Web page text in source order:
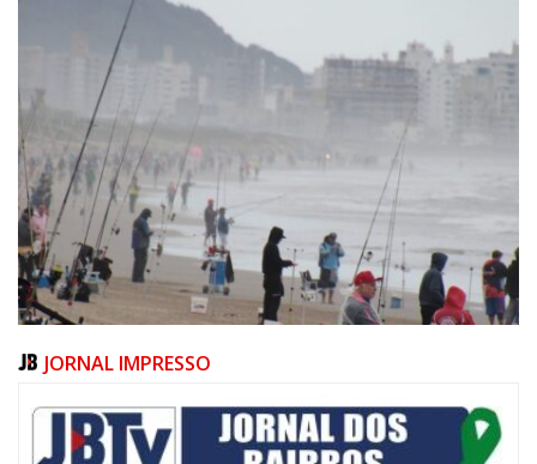
JORNAL IMPRESSO